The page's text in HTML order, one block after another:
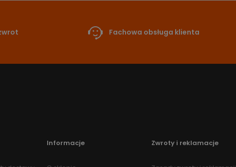
Fachowa obsługa klienta
Informacje Zwroty i reklamacje